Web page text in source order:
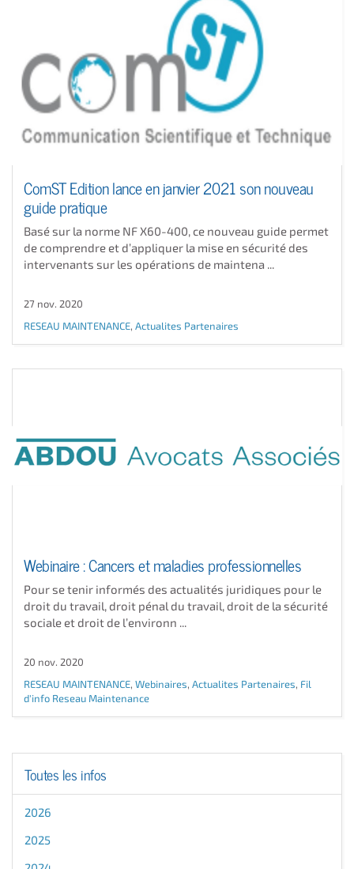
ComST Edition lance en janvier 2021 son nouveau
guide pratique
Basé sur la norme NF X60-400, ce nouveau guide permet
de comprendre et d’appliquer la mise en sécurité des
intervenants sur les opérations de maintena ...
27 nov. 2020
RESEAU MAINTENANCE, Actualites Partenaires
Webinaire : Cancers et maladies professionnelles
Pour se tenir informés des actualités juridiques pour le
droit du travail, droit pénal du travail, droit de la sécurité
sociale et droit de l’environn ...
20 nov. 2020
RESEAU MAINTENANCE, Webinaires, Actualites Partenaires, Fil
d'info Reseau Maintenance
Toutes les infos
2026
2025